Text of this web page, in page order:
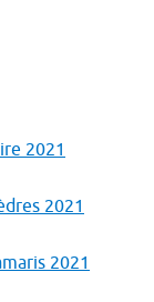
2021
2021
2021